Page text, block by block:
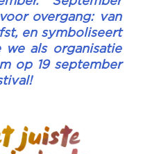
overgang: van
en symboliseert
als organisatie
op 19 september